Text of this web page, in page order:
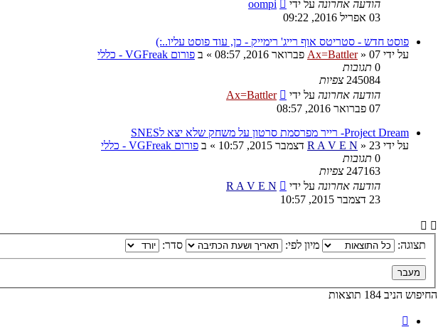
הודעה אחרונה על ידי
oompi
03 אפריל 2016, 09:22
פוסט חדש - סטריטס אוף רייג' רימייק - כן, עוד פוסט עליו..:)
על ידי
Ax=Battler» 07 פברואר 2016, 08:57 » ב פורום VGFreak - כללי
0 תגובות
245084 צפיות
הודעה אחרונה על ידי
Ax=Battler
07 פברואר 2016, 08:57
Project Dream- רייר מפרסמת סרטון על משחק שלא יצא לSNES
על ידי
R A V E N » 23 דצמבר 2015, 10:57 » ב פורום VGFreak - כללי
0 תגובות
247163 צפיות
הודעה אחרונה על ידי
R A V E N
23 דצמבר 2015, 10:57
תצוגה: מיון לפי: סדר:
החיפוש הניב 184 תוצאות